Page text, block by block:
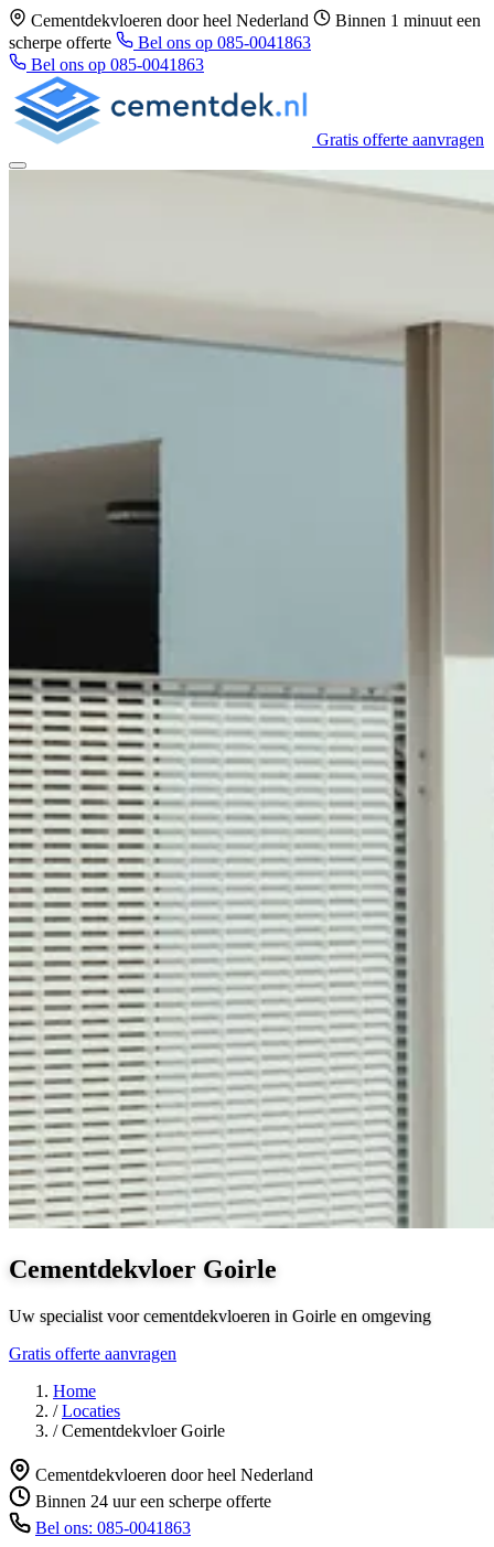
Cementdekvloeren door heel Nederland
Binnen 1 minuut een
scherpe offerte
Bel ons op 085-0041863
Bel ons op 085-0041863
Gratis offerte aanvragen
Cementdekvloer Goirle
Uw specialist voor cementdekvloeren in Goirle en omgeving
Gratis offerte aanvragen
Home
/ Locaties
/ Cementdekvloer Goirle
Cementdekvloeren door heel Nederland
Binnen 24 uur een scherpe offerte
Bel ons: 085-0041863